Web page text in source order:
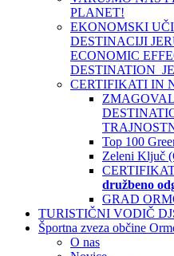
PLANET!
EKONOMSKI
DESTINACIJI
ECONOMIC
DESTINATION
CERTIFIKATI IN
Top 100
Zeleni Ključ
družbeno
GRAD
TURISTIČNI VODIČ
Športna zveza občine
O nas